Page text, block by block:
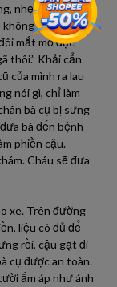
nhẹ nhàng đỡ bà
ạ? Bà có bị
mắt mờ đục
thôi.” Khải cẩn
của mình ra lau
nói gì, chỉ làm
bà cụ bị sưng
bà đến bệnh
phiền cậu.
Cháu sẽ đưa
xe. Trên đường
liệu có đủ để
rồi, cậu gạt đi
cụ được an toàn.
ấm áp như ánh